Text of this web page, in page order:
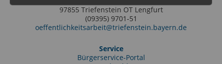
97855 Triefenstein OT Lengfurt
(09395) 9701-51
oeffentlichkeitsarbeit@triefenstein.bayern.de
Service
Bürgerservice-Portal